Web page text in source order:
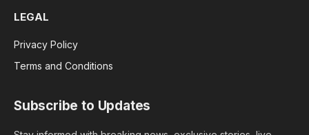
LEGAL
Privacy Policy
Terms and Conditions
Subscribe to Updates